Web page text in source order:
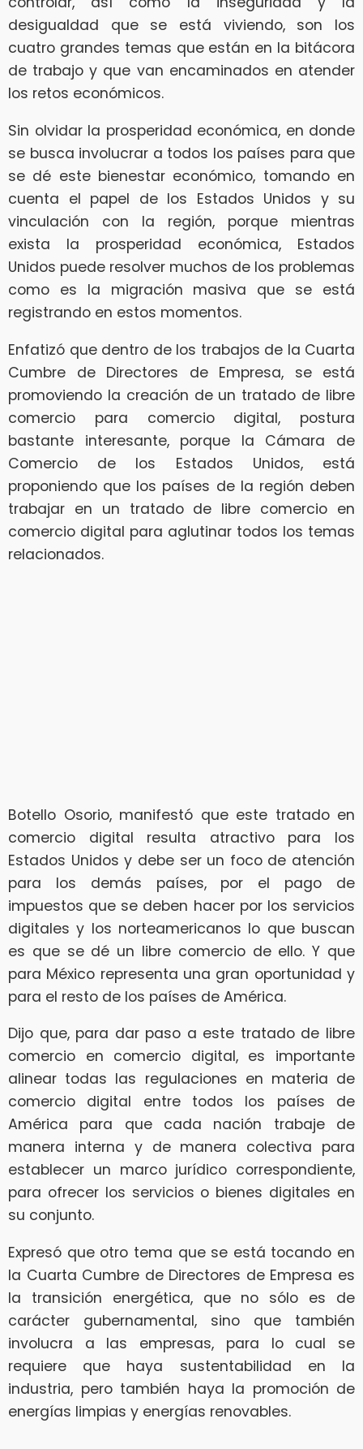
desigualdad que se está viviendo, son los
cuatro grandes temas que están en la bitácora
de trabajo y que van encaminados en atender
los retos económicos.
Sin olvidar la prosperidad económica, en donde
se busca involucrar a todos los países para que
se dé este bienestar económico, tomando en
cuenta el papel de los Estados Unidos y su
vinculación con la región, porque mientras
exista la prosperidad económica, Estados
Unidos puede resolver muchos de los problemas
como es la migración masiva que se está
registrando en estos momentos.
Enfatizó que dentro de los trabajos de la Cuarta
Cumbre de Directores de Empresa, se está
promoviendo la creación de un tratado de libre
comercio para comercio digital, postura
bastante interesante, porque la Cámara de
Comercio de los Estados Unidos, está
proponiendo que los países de la región deben
trabajar en un tratado de libre comercio en
comercio digital para aglutinar todos los temas
relacionados.
Botello Osorio, manifestó que este tratado en
comercio digital resulta atractivo para los
Estados Unidos y debe ser un foco de atención
para los demás países, por el pago de
impuestos que se deben hacer por los servicios
digitales y los norteamericanos lo que buscan
es que se dé un libre comercio de ello. Y que
para México representa una gran oportunidad y
para el resto de los países de América.
Dijo que, para dar paso a este tratado de libre
comercio en comercio digital, es importante
alinear todas las regulaciones en materia de
comercio digital entre todos los países de
América para que cada nación trabaje de
manera interna y de manera colectiva para
establecer un marco jurídico correspondiente,
para ofrecer los servicios o bienes digitales en
su conjunto.
Expresó que otro tema que se está tocando en
la Cuarta Cumbre de Directores de Empresa es
la transición energética, que no sólo es de
carácter gubernamental, sino que también
involucra a las empresas, para lo cual se
requiere que haya sustentabilidad en la
industria, pero también haya la promoción de
energías limpias y energías renovables.